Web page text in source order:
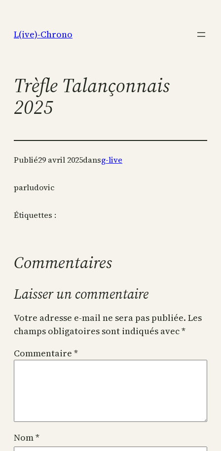
contenu
L(ive)-Chrono
Trèfle Talançonnais
2025
Publié29 avril 2025dansg-live
parludovic
Étiquettes :
Commentaires
Laisser un commentaire
Votre adresse e-mail ne sera pas publiée. Les
champs obligatoires sont indiqués avec*
Commentaire *
Nom*